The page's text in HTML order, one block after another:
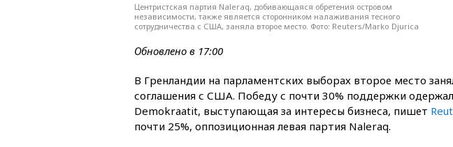
Центристская партия Naleraq, добивающаяся обретения островом
независимости, также является сторонником налаживания тесного
сотрудничества с США, заняла второе место. Фото: Reuters/Marko Djurica
Обновлено в 17:00
В Гренландии на парламентских выборах второе место
соглашения с США. Победу с почти 30% поддержки
Demokraatit, выступающая за интересы бизнеса, пишет
почти 25%, оппозиционная левая партия Naleraq.